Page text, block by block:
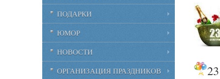
ПОДАРКИ
ЮМОР
НОВОСТИ
ОРГАНИЗАЦИЯ ПРАЗДНИКОВ